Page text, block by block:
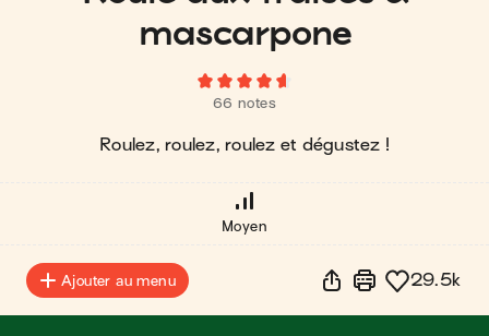
mascarpone
66 notes
Roulez, roulez, roulez et dégustez !
Moyen
Ajouter au menu 29.5k